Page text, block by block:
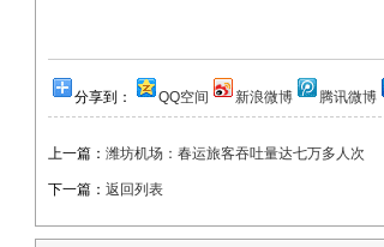
分享到： QQ空间 新浪微博 腾讯微博
上一篇： 潍坊机场：春运旅客吞吐量达七万多人次
下一篇： 返回列表